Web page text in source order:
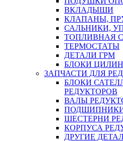
ВКЛАДЫШИ
КЛАПАНЫ,
САЛЬНИКИ,
ТОПЛИВНАЯ
ТЕРМОСТАТЫ
ДЕТАЛИ ГРМ
БЛОКИ
ЗАПЧАСТИ ДЛЯ
БЛОКИ
РЕДУКТОРОВ
ВАЛЫ
ШЕСТЕРНИ
КОРПУСА
ДРУГИЕ